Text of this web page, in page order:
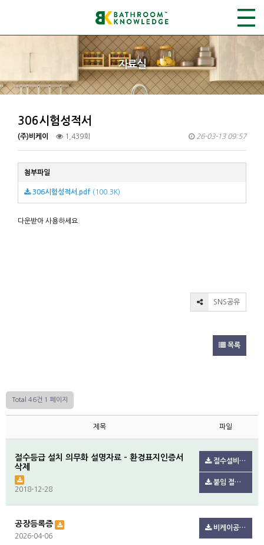
자료실
306시험성적서
(주)비케이 1,439회 26-03-13 09:57
첨부파일
306시험성적서.pdf (100.3K)
다운받아 사용하세요.
SNS공유
목록
Total 46건 1 페이지
제목 파일
절수등급 설치 의무화 설명자료 - 환경표지인증서
삭제
2018-12-28
절수설비 설치 의무화 설명자료 배포.pdf(123.7K)
붙임 절수설비 및 절수제품 설치 의무화 설명자료2021.7..pdf(606.4K)
공장등록증
2026-04-06
비케이공장등록증.pdf(101.0K)